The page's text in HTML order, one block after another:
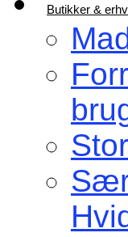
Butikker &